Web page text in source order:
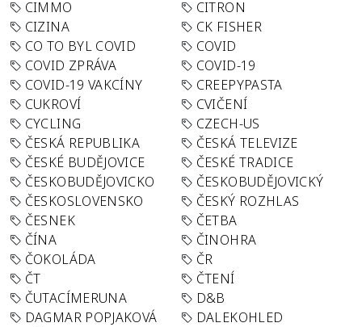
CIMMO
CITRON
CIZINA
CK FISHER
CO TO BYL COVID
COVID
COVID ZPRÁVA
COVID-19
COVID-19 VAKCÍNY
CREEPYPASTA
CUKROVÍ
CVIČENÍ
CYCLING
CZECH-US
ČESKÁ REPUBLIKA
ČESKÁ TELEVIZE
ČESKÉ BUDĚJOVICE
ČESKÉ TRADICE
ČESKOBUDĚJOVICKO
ČESKOBUDĚJOVICKÝ
ČESKOSLOVENSKO
ČESKÝ ROZHLAS
ČESNEK
ČETBA
ČÍNA
ČINOHRA
ČOKOLÁDA
ČR
ČT
ČTENÍ
ČUTACÍMERUNA
D&B
DAGMAR POPJAKOVÁ
DALEKOHLED